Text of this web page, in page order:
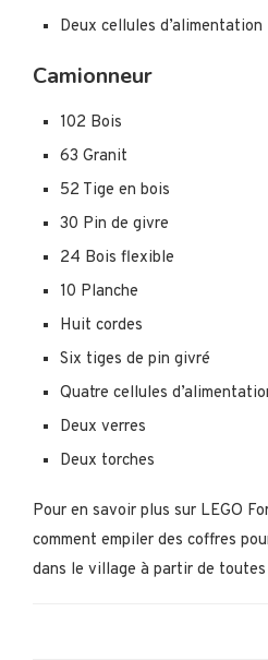
Deux cellules d’alimentation
Camionneur
102 Bois
63 Granit
52 Tige en bois
30 Pin de givre
24 Bois flexible
10 Planche
Huit cordes
Six tiges de pin givré
Quatre cellules
Deux verres
Deux torches
Pour en savoir plus sur LEGO
comment empiler des coffres
dans le village à partir de